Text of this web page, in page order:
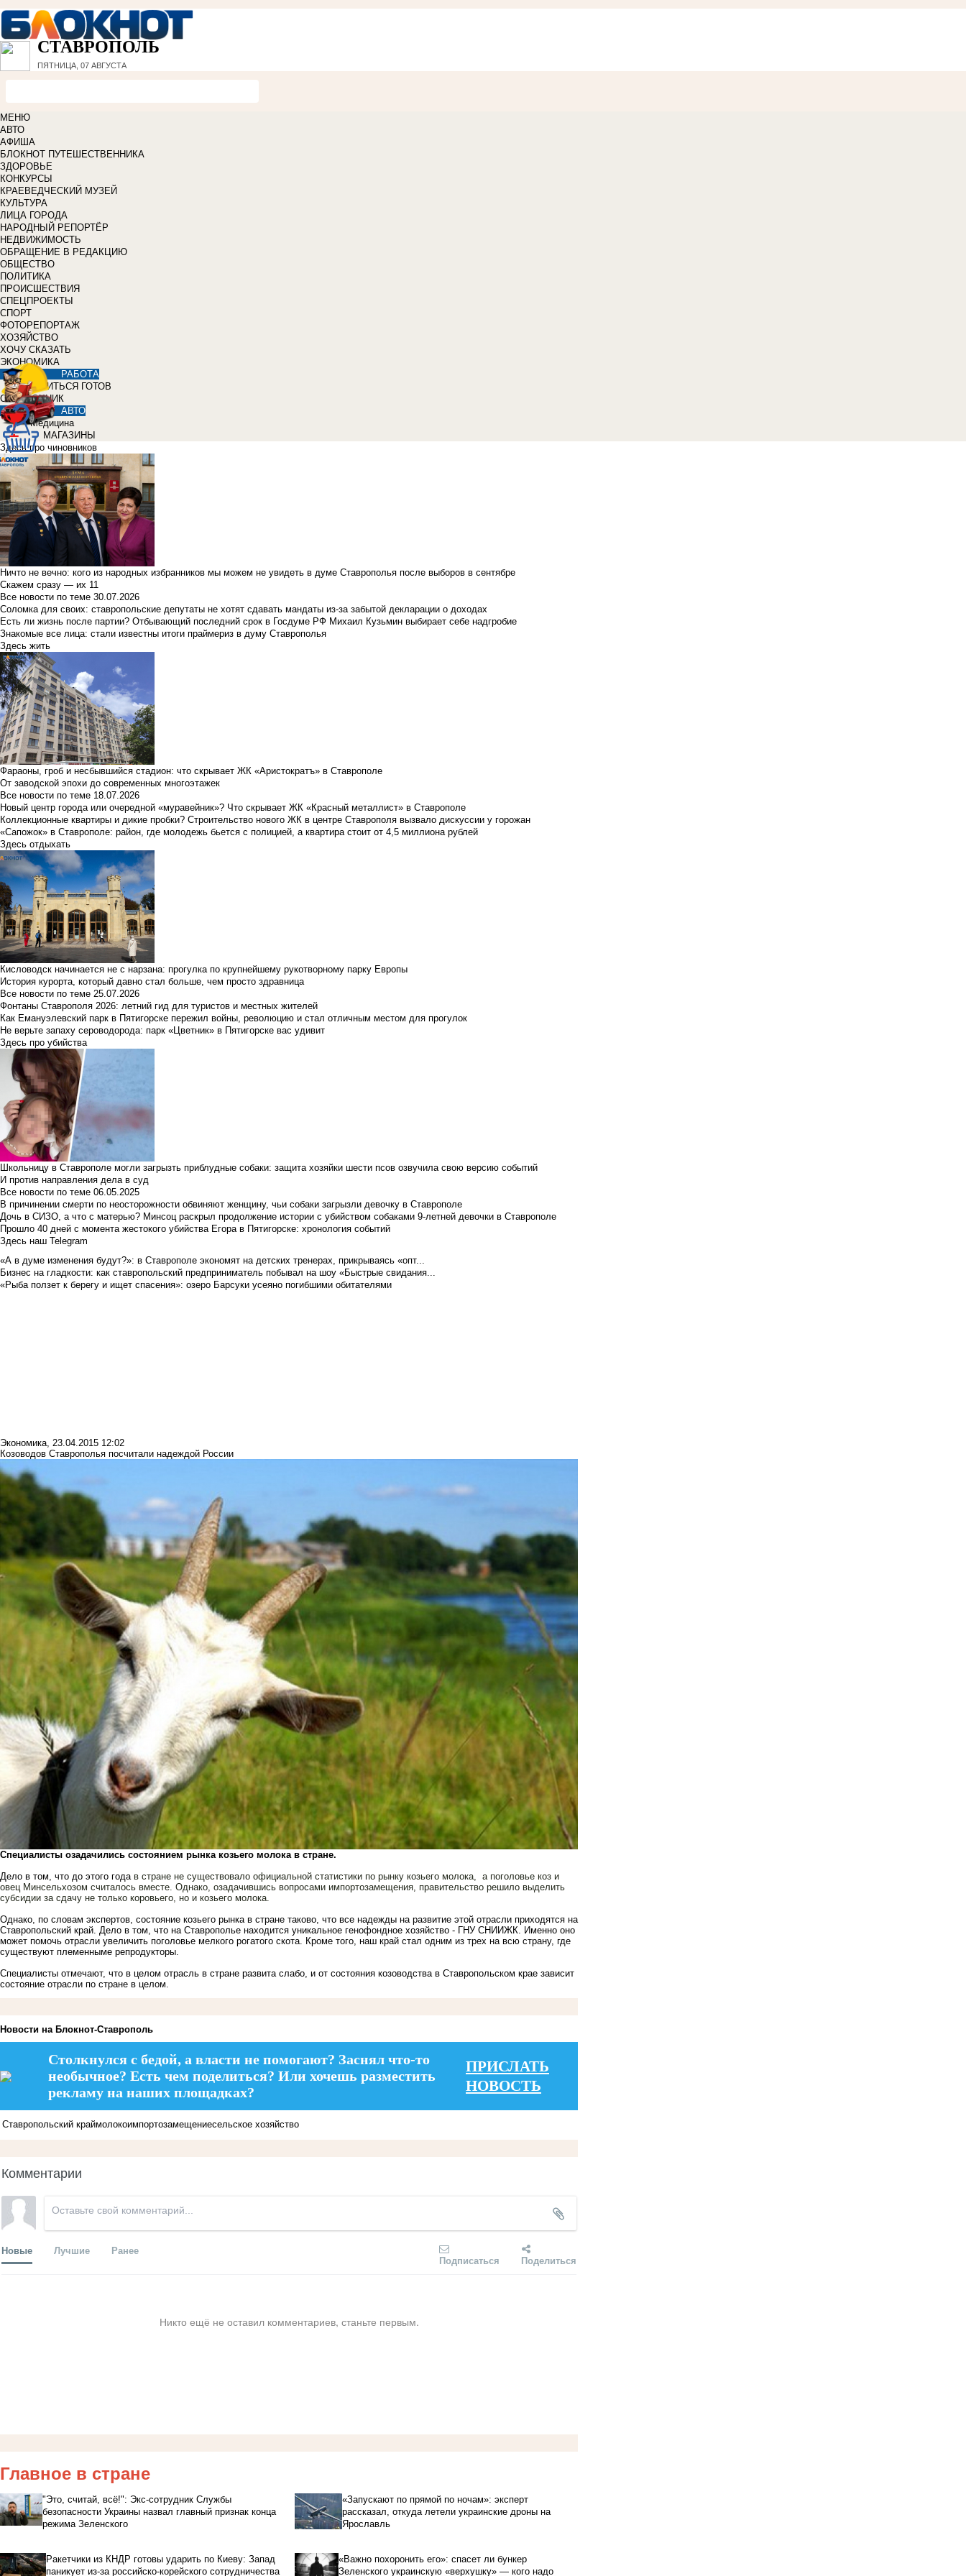
СТАВРОПОЛЬ
ПЯТНИЦА, 07 АВГУСТА
МЕНЮ
АВТО
АФИША
БЛОКНОТ ПУТЕШЕСТВЕННИКА
ЗДОРОВЬЕ
КОНКУРСЫ
КРАЕВЕДЧЕСКИЙ МУЗЕЙ
КУЛЬТУРА
ЛИЦА ГОРОДА
НАРОДНЫЙ РЕПОРТЁР
НЕДВИЖИМОСТЬ
ОБРАЩЕНИЕ В РЕДАКЦИЮ
ОБЩЕСТВО
ПОЛИТИКА
ПРОИСШЕСТВИЯ
СПЕЦПРОЕКТЫ
СПОРТ
ФОТОРЕПОРТАЖ
ХОЗЯЙСТВО
ХОЧУ СКАЗАТЬ
ЭКОНОМИКА
РАБОТА
УЧИТЬСЯ ГОТОВ
СПРАВОЧНИК
АВТО
Медицина
МАГАЗИНЫ
Здесь про чиновников
Ничто не вечно: кого из народных избранников мы можем не увидеть в думе Ставрополья после выборов в сентябре
Скажем сразу — их 11
Все новости по теме 30.07.2026
Соломка для своих: ставропольские депутаты не хотят сдавать мандаты из-за забытой декларации о доходах
Есть ли жизнь после партии? Отбывающий последний срок в Госдуме РФ Михаил Кузьмин выбирает себе надгробие
Знакомые все лица: стали известны итоги праймериз в думу Ставрополья
Здесь жить
Фараоны, гроб и несбывшийся стадион: что скрывает ЖК «Аристократъ» в Ставрополе
От заводской эпохи до современных многоэтажек
Все новости по теме 18.07.2026
Новый центр города или очередной «муравейник»? Что скрывает ЖК «Красный металлист» в Ставрополе
Коллекционные квартиры и дикие пробки? Строительство нового ЖК в центре Ставрополя вызвало дискуссии у горожан
«Сапожок» в Ставрополе: район, где молодежь бьется с полицией, а квартира стоит от 4,5 миллиона рублей
Здесь отдыхать
Кисловодск начинается не с нарзана: прогулка по крупнейшему рукотворному парку Европы
История курорта, который давно стал больше, чем просто здравница
Все новости по теме 25.07.2026
Фонтаны Ставрополя 2026: летний гид для туристов и местных жителей
Как Емануэлевский парк в Пятигорске пережил войны, революцию и стал отличным местом для прогулок
Не верьте запаху сероводорода: парк «Цветник» в Пятигорске вас удивит
Здесь про убийства
Школьницу в Ставрополе могли загрызть приблудные собаки: защита хозяйки шести псов озвучила свою версию событий
И против направления дела в суд
Все новости по теме 06.05.2025
В причинении смерти по неосторожности обвиняют женщину, чьи собаки загрызли девочку в Ставрополе
Дочь в СИЗО, а что с матерью? Минсоц раскрыл продолжение истории с убийством собаками 9-летней девочки в Ставрополе
Прошло 40 дней с момента жестокого убийства Егора в Пятигорске: хронология событий
Здесь наш Telegram
«А в думе изменения будут?»: в Ставрополе экономят на детских тренерах, прикрываясь «опт...
Бизнес на гладкости: как ставропольский предприниматель побывал на шоу «Быстрые свидания...
«Рыба ползет к берегу и ищет спасения»: озеро Барсуки усеяно погибшими обитателями
Экономика, 23.04.2015 12:02
Козоводов Ставрополья посчитали надеждой России
Специалисты озадачились состоянием рынка козьего молока в стране.
Дело в том, что до этого года в стране не существовало официальной статистики по рынку козьего молока, а поголовье коз и
овец Минсельхозом считалось вместе. Однако, озадачившись вопросами импортозамещения, правительство решило выделить
субсидии за сдачу не только коровьего, но и козьего молока.
Однако, по словам экспертов, состояние козьего рынка в стране таково, что все надежды на развитие этой отрасли приходятся на
Ставропольский край. Дело в том, что на Ставрополье находится уникальное генофондное хозяйство - ГНУ СНИИЖК. Именно оно
может помочь отрасли увеличить поголовье мелкого рогатого скота. Кроме того, наш край стал одним из трех на всю страну, где
существуют племенныме репродукторы.
Специалисты отмечают, что в целом отрасль в стране развита слабо, и от состояния козоводства в Ставропольском крае зависит
состояние отрасли по стране в целом.
Новости на Блoкнoт-Ставрополь
Столкнулся с бедой, а власти не помогают? Заснял что-то
необычное? Есть чем поделиться? Или хочешь разместить
рекламу на наших площадках?
ПРИСЛАТЬ
НОВОСТЬ
Ставропольский краймолокоимпортозамещениесельское хозяйство
Комментарии
Новые Лучшие Ранее
Подписаться Поделиться
Никто ещё не оставил комментариев, станьте первым.
Главное в стране
"Это, считай, всё!": Экс-сотрудник Службы
безопасности Украины назвал главный признак конца
режима Зеленского
«Запускают по прямой по ночам»: эксперт
рассказал, откуда летели украинские дроны на
Ярославль
Ракетчики из КНДР готовы ударить по Киеву: Запад
паникует из-за российско-корейского сотрудничества
«Важно похоронить его»: спасет ли бункер
Зеленского украинскую «верхушку» — кого надо